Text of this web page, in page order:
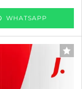
WHATSAPP